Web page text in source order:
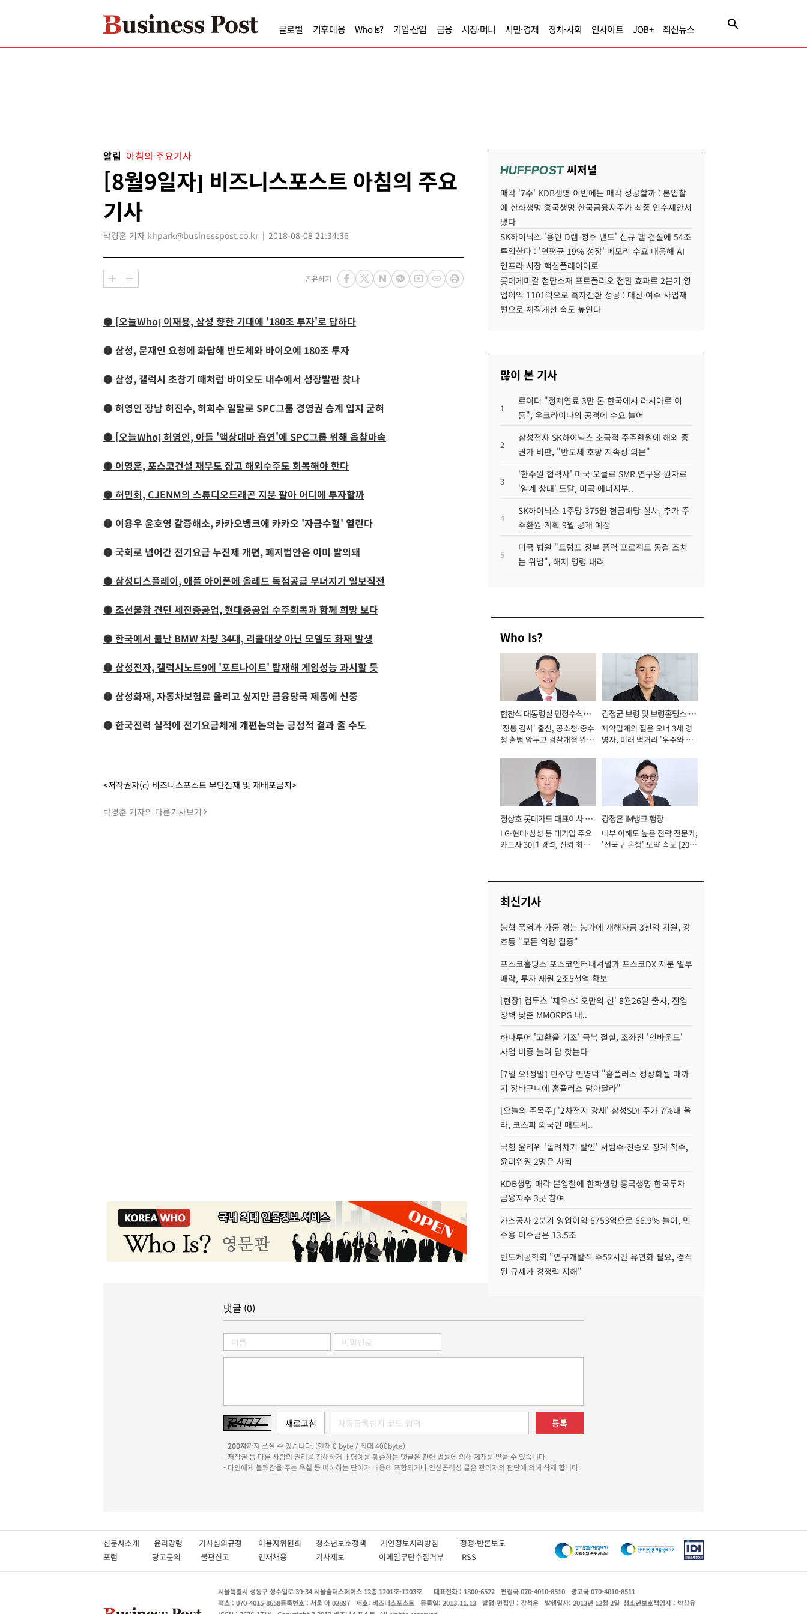
글로벌 기후대응 Who Is? 기업·산업 금융 시장·머니 시민·경제 정치·사회 인사이트 JOB+ 최신뉴스
알림 아침의 주요기사
[8월9일자] 비즈니스포스트 아침의 주요
기사
박경훈 기자 khpark@businesspost.co.kr 2018-08-08 21:34:36
공유하기
● [오늘Who] 이재용, 삼성 향한 기대에 '180조 투자'로 답하다
● 삼성, 문재인 요청에 화답해 반도체와 바이오에 180조 투자
● 삼성, 갤럭시 초창기 때처럼 바이오도 내수에서 성장발판 찾나
● 허영인 장남 허진수, 허희수 일탈로 SPC그룹 경영권 승계 입지 굳혀
● [오늘Who] 허영인, 아들 '액상대마 흡연'에 SPC그룹 위해 읍참마속
● 이영훈, 포스코건설 재무도 잡고 해외수주도 회복해야 한다
● 허민회, CJENM의 스튜디오드래곤 지분 팔아 어디에 투자할까
● 이용우 윤호영 갈증해소, 카카오뱅크에 카카오 '자금수혈' 열린다
● 국회로 넘어간 전기요금 누진제 개편, 폐지법안은 이미 발의돼
● 삼성디스플레이, 애플 아이폰에 올레드 독점공급 무너지기 일보직전
● 조선불황 견딘 세진중공업, 현대중공업 수주회복과 함께 희망 보다
● 한국에서 불난 BMW 차량 34대, 리콜대상 아닌 모델도 화재 발생
● 삼성전자, 갤럭시노트9에 '포트나이트' 탑재해 게임성능 과시할 듯
● 삼성화재, 자동차보험료 올리고 싶지만 금융당국 제동에 신중
● 한국전력 실적에 전기요금체계 개편논의는 긍정적 결과 줄 수도
<저작권자(c) 비즈니스포스트 무단전재 및 재배포금지>
박경훈 기자의 다른기사보기
HUFFPOST씨저널
매각 '7수' KDB생명 이번에는 매각 성공할까 : 본입찰
에 한화생명 흥국생명 한국금융지주가 최종 인수제안서
냈다
SK하이닉스 '용인 D램-청주 낸드' 신규 팹 건설에 54조
투입한다 : '연평균 19% 성장' 메모리 수요 대응해 AI
인프라 시장 핵심플레이어로
롯데케미칼 첨단소재 포트폴리오 전환 효과로 2분기 영
업이익 1101억으로 흑자전환 성공 : 대산·여수 사업재
편으로 체질개선 속도 높인다
많이 본 기사
1
로이터 "정제연료 3만 톤 한국에서 러시아로 이
동", 우크라이나의 공격에 수요 늘어
2
삼성전자 SK하이닉스 소극적 주주환원에 해외 증
권가 비판, "반도체 호황 지속성 의문"
3
'한수원 협력사' 미국 오클로 SMR 연구용 원자로
'임계 상태' 도달, 미국 에너지부..
4
SK하이닉스 1주당 375원 현금배당 실시, 추가 주
주환원 계획 9월 공개 예정
5
미국 법원 "트럼프 정부 풍력 프로젝트 동결 조치
는 위법", 해제 명령 내려
Who Is?
한찬식 대통령실 민정수석비
서관
'정통 검사' 출신, 공소청·중수
청 출범 앞두고 검찰개혁 완수
김정균 보령 및 보령홀딩스 대
표이사 사장
제약업계의 젊은 오너 3세 경
영자, 미래 먹거리 '우주와 헬
정상호 롯데카드 대표이사 사
장
LG·현대·삼성 등 대기업 주요
카드사 30년 경력, 신뢰 회복
강정훈 iM뱅크 행장
내부 이해도 높은 전략 전문가,
'전국구 은행' 도약 속도 [2026
최신기사
농협 폭염과 가뭄 겪는 농가에 재해자금 3천억 지원, 강
호동 "모든 역량 집중"
포스코홀딩스 포스코인터내셔널과 포스코DX 지분 일부
매각, 투자 재원 2조5천억 확보
[현장] 컴투스 '제우스: 오만의 신' 8월26일 출시, 진입
장벽 낮춘 MMORPG 내..
하나투어 '고환율 기조' 극복 절실, 조좌진 '인바운드'
사업 비중 늘려 답 찾는다
[7일 오!정말] 민주당 민병덕 "홈플러스 정상화될 때까
지 장바구니에 홈플러스 담아달라"
[오늘의 주목주] '2차전지 강세' 삼성SDI 주가 7%대 올
라, 코스피 외국인 매도세..
국힘 윤리위 '돌려차기 발언' 서범수·진종오 징계 착수,
윤리위원 2명은 사퇴
KDB생명 매각 본입찰에 한화생명 흥국생명 한국투자
금융지주 3곳 참여
가스공사 2분기 영업이익 6753억으로 66.9% 늘어, 민
수용 미수금은 13.5조
반도체공학회 "연구개발직 주52시간 유연화 필요, 경직
된 규제가 경쟁력 저해"
댓글 (0)
등록
-200자까지 쓰실 수 있습니다. (현재 0 byte / 최대 400byte)
- 저작권 등 다른 사람의 권리를 침해하거나 명예를 훼손하는 댓글은 관련 법률에 의해 제재를 받을 수 있습니다.
- 타인에게 불쾌감을 주는 욕설 등 비하하는 단어가 내용에 포함되거나 인신공격성 글은 관리자의 판단에 의해 삭제 합니다.
신문사소개 윤리강령 기사심의규정 이용자위원회 청소년보호정책 개인정보처리방침 정정·반론보도
포럼
광고문의 불편신고 인재채용 기사제보 이메일무단수집거부 RSS
서울특별시 성동구 성수일로 39-34 서울숲더스페이스 12층 1201호-1203호 대표전화 : 1800-6522 편집국 070-4010-8510
광고국 070-4010-8511
팩스 : 070-4015-8658등록번호 : 서울 아 02897 제호: 비즈니스포스트 등록일: 2013.11.13 발행·편집인 : 강석운 발행일자: 2013년 12월 2일 청소년보호책임자 : 박상유